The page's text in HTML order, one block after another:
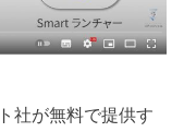
社が無料で提供す